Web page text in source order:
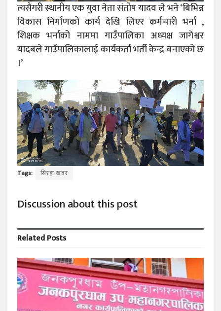
त्यसैगरी स्थानीय एक युवा नेता संतोष यादव ले भने ‘बिभिन्न
विकास निर्माणको कार्य देखि लिएर कर्मचारी भर्ना ,
शिक्षक भर्नाको नाममा गाउँपालिका अध्यक्ष जागेश्वर
यादबले गाउँपालिकालाई कार्यकर्ता भर्ती केन्द्र बनाएको छ
।’
Tags: सिरहा खबर
Discussion about this post
RelatedPosts